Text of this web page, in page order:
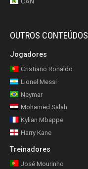
OUTROS CONTEÚDOS
Jogadores
Cristiano Ronaldo
Lionel Messi
Neymar
Mohamed Salah
Kylian Mbappe
Harry Kane
Treinadores
José Mourinho